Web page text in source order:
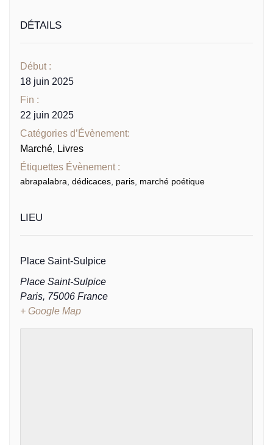
DÉTAILS
Début :
18 juin 2025
Fin :
22 juin 2025
Catégories d’Évènement:
Marché, Livres
Étiquettes Évènement :
abrapalabra, dédicaces, paris, marché poétique
LIEU
Place Saint-Sulpice
Place Saint-Sulpice
Paris, 75006 France
+ Google Map